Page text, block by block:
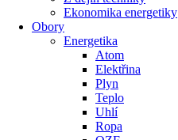
Ekonomika energetiky
Obory
Energetika
Atom
Elektřina
Plyn
Teplo
Uhlí
Ropa